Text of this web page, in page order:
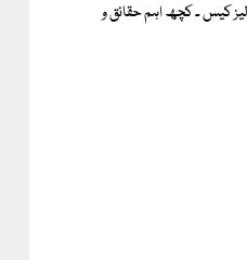
کیس ۔ کچھ اہم حقائق و